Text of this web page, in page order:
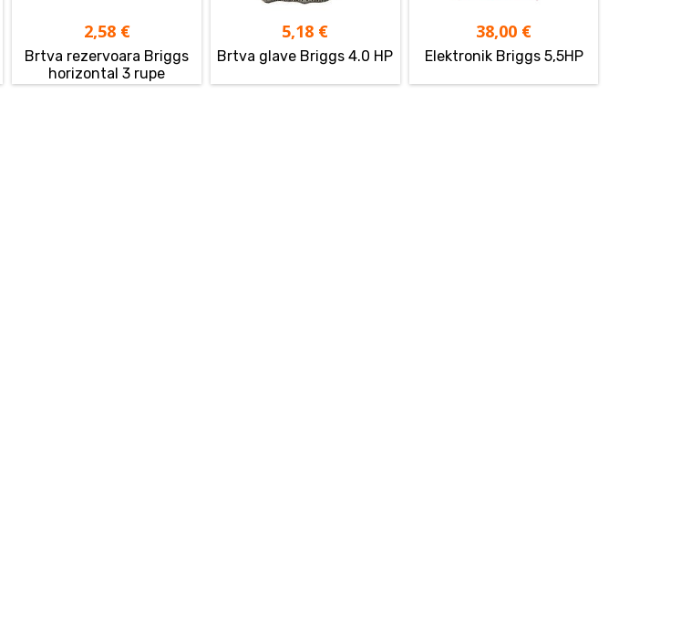
2,58 €
Brtva rezervoara Briggs
horizontal 3 rupe
5,18 €
Brtva glave Briggs 4.0 HP
38,00 €
Elektronik Briggs 5,5HP